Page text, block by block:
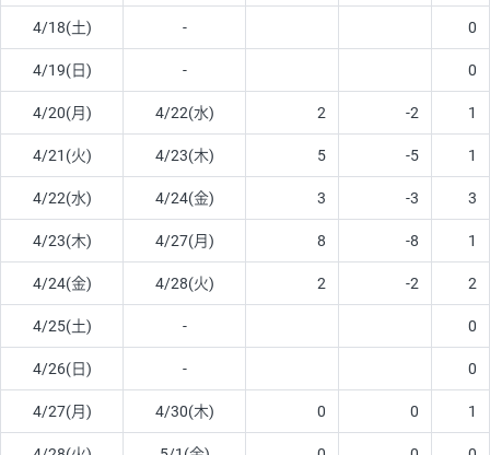
4/18(土) - 0
4/19(日) - 0
4/20(月) 4/22(水) 2 -2 1
4/21(火) 4/23(木) 5 -5 1
4/22(水) 4/24(金) 3 -3 3
4/23(木) 4/27(月) 8 -8 1
4/24(金) 4/28(火) 2 -2 2
4/25(土) - 0
4/26(日) - 0
4/27(月) 4/30(木) 0 0 1